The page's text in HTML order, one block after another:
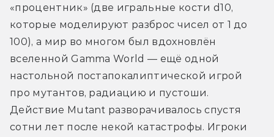
«процентник» (две игральные кости d10,
которые моделируют разброс чисел от 1 до
100), а мир во многом был вдохновлён
вселенной Gamma World — ещё одной
настольной постапокалиптической игрой
про мутантов, радиацию и пустоши.
Действие Mutant разворачивалось спустя
сотни лет после некой катастрофы. Игроки